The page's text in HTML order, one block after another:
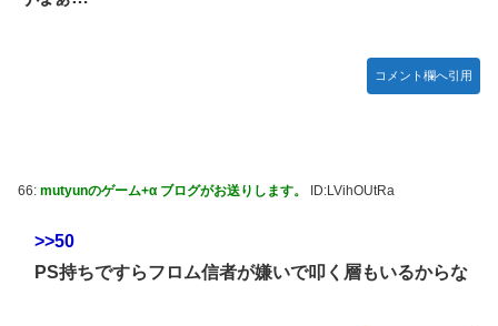
コメント欄へ引用
66: mutyunのゲーム+α ブログがお送りします。 ID:LVihOUtRa
>>50
PS持ちですらフロム信者が嫌いで叩く層もいるからな